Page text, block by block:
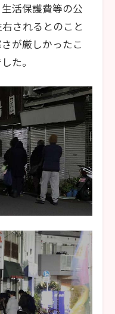
活保護費等の公
されるとのこと
が厳しかったこ
た。